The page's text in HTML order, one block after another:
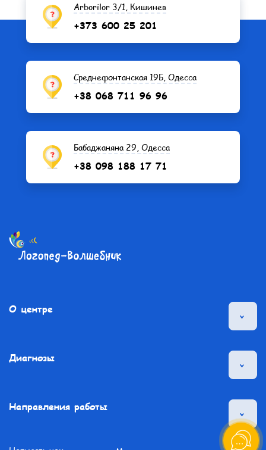
Arborilor 3/1, Кишинев
+373 600 25 201
Среднефонтанская 19Б, Одесса
+38 068 711 96 96
Бабаджаняна 29, Одесса
+38 098 188 17 71
О центре
Диагнозы
Направления работы